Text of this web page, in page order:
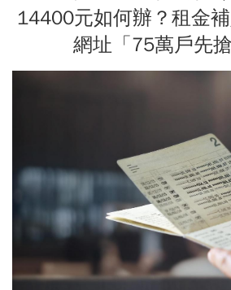
14400元如何辦？租金
網址「75萬戶先搶